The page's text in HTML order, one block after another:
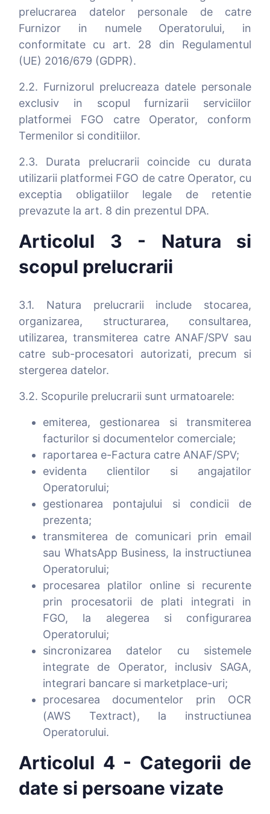
prelucrarea datelor personale de catre
Furnizor in numele Operatorului, in
conformitate cu art. 28 din Regulamentul
(UE) 2016/679 (GDPR).
2.2. Furnizorul prelucreaza datele personale
exclusiv in scopul furnizarii serviciilor
platformei FGO catre Operator, conform
Termenilor si conditiilor.
2.3. Durata prelucrarii coincide cu durata
utilizarii platformei FGO de catre Operator, cu
exceptia obligatiilor legale de retentie
prevazute la art. 8 din prezentul DPA.
Articolul 3 - Natura si
scopul prelucrarii
3.1. Natura prelucrarii include stocarea,
organizarea, structurarea, consultarea,
utilizarea, transmiterea catre ANAF/SPV sau
catre sub-procesatori autorizati, precum si
stergerea datelor.
3.2. Scopurile prelucrarii sunt urmatoarele:
emiterea, gestionarea si transmiterea
facturilor si documentelor comerciale;
raportarea e-Factura catre ANAF/SPV;
evidenta clientilor si angajatilor
Operatorului;
gestionarea pontajului si condicii de
prezenta;
transmiterea de comunicari prin email
sau WhatsApp Business, la instructiunea
Operatorului;
procesarea platilor online si recurente
prin procesatorii de plati integrati in
FGO, la alegerea si configurarea
Operatorului;
sincronizarea datelor cu sistemele
integrate de Operator, inclusiv SAGA,
integrari bancare si marketplace-uri;
procesarea documentelor prin OCR
(AWS Textract), la instructiunea
Operatorului.
Articolul 4 - Categorii de
date si persoane vizate